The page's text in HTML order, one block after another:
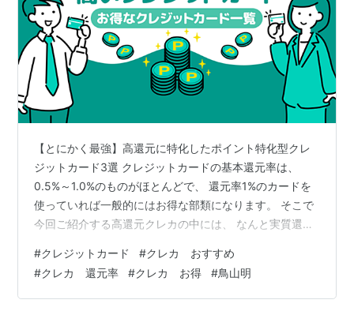
【とにかく最強】高還元に特化したポイント特化型クレ
ジットカード3選 クレジットカードの基本還元率は、
0.5%～1.0%のものがほとんどで、 還元率1%のカードを
使っていれば一般的にはお得な部類になります。 そこで
今回ご紹介する高還元クレカの中には、 なんと実質還元
のカード利用がある場合、 1%の差は、ポイントにして1
万ポイントとなります。 これを知らぬまま10年過ごして
いたら、10万円分も損してることになります。 ポイント
#クレジットカード #クレカ おすすめ
#クレカ 還元率 #クレカ お得 #鳥山明